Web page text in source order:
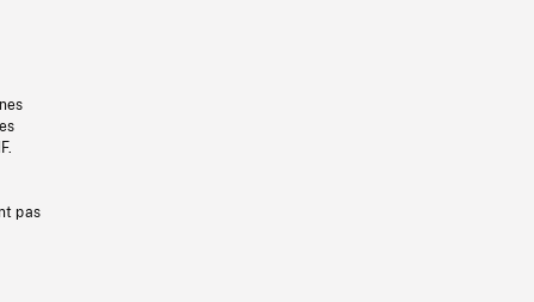
pas